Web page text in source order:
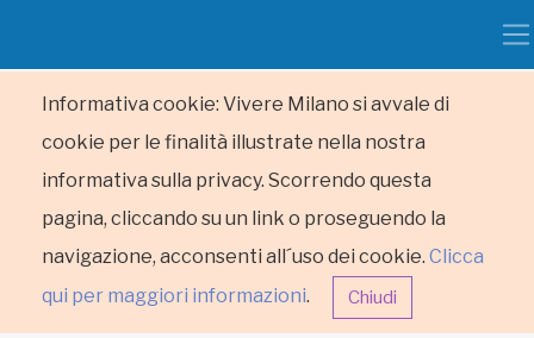
Informativa cookie: Vivere Milano si avvale di
cookie per le finalità illustrate nella nostra
informativa sulla privacy. Scorrendo questa
pagina, cliccando su un link o proseguendo la
navigazione, acconsenti all´uso dei cookie. Clicca
qui per maggiori informazioni. Chiudi